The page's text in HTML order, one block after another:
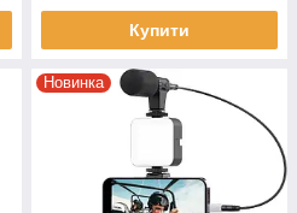
Купити
Новинка